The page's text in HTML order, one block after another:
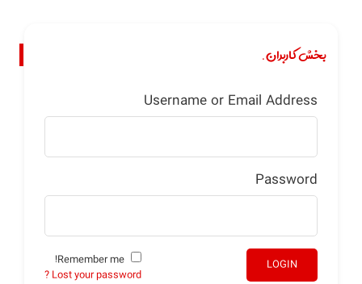
بخش کاربران.
Username or Email Address
Password
LOGIN
Lost your password ?